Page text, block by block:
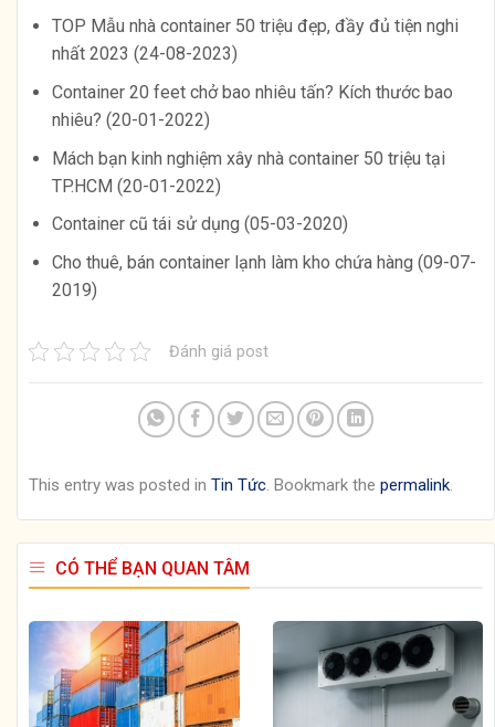
TOP Mẫu nhà container 50 triệu đẹp, đầy đủ tiện nghi
nhất 2023 (24-08-2023)
Container 20 feet chở bao nhiêu tấn? Kích thước bao
nhiêu? (20-01-2022)
Mách bạn kinh nghiệm xây nhà container 50 triệu tại
TP.HCM (20-01-2022)
Container cũ tái sử dụng (05-03-2020)
Cho thuê, bán container lạnh làm kho chứa hàng (09-07-
2019)
Đánh giá post
This entry was posted in Tin Tức. Bookmark the permalink.
CÓ THỂ BẠN QUAN TÂM